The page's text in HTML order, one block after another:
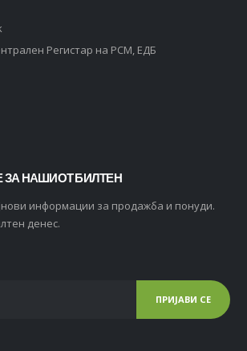
Регистар на РСМ, ЕДБ
ЗА НАШИОТ БИЛТЕН
информации за продажба и понуди.
денес.